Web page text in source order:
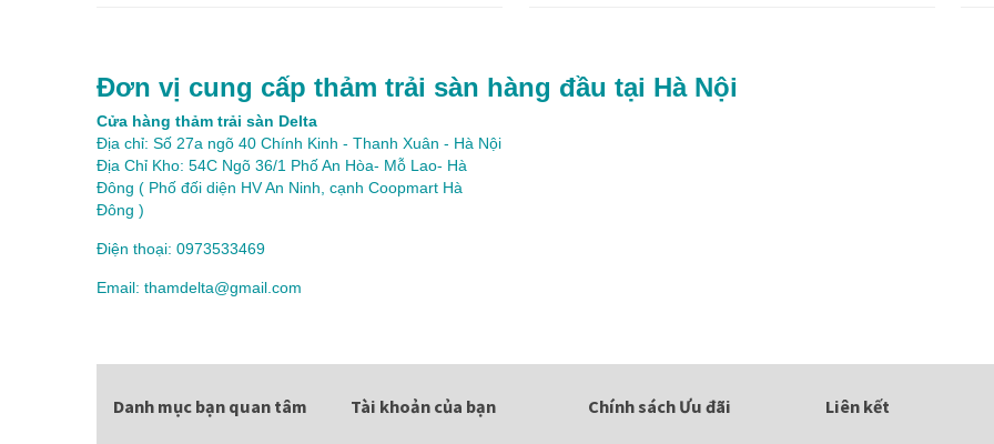
Đơn vị cung cấp thảm trải sàn hàng đầu tại Hà Nội
Cửa hàng thảm trải sàn Delta
Địa chỉ: Số 27a ngõ 40 Chính Kinh - Thanh Xuân - Hà Nội
Địa Chỉ Kho: 54C Ngõ 36/1 Phố An Hòa- Mỗ Lao- Hà
Đông ( Phố đối diện HV An Ninh, cạnh Coopmart Hà
Đông )
Điện thoại: 0973533469
Email: thamdelta@gmail.com
Danh mục bạn quan tâm Tài khoản của bạn Chính sách Ưu đãi Liên kết